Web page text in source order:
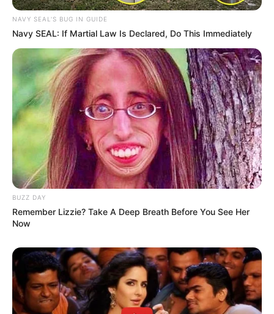
(foto: instagram/gladyslazarus90)
10. Meski sedang menjalani pengobatan, Gladys
masih menyempatkan untuk mengunggah konten di
TikTok dan Instagram
NAVY SEAL'S BUG IN GUIDE
Navy SEAL: If Martial Law Is Declared, Do This Immediately
BUZZ DAY
Remember Lizzie? Take A Deep Breath Before You See Her
Now